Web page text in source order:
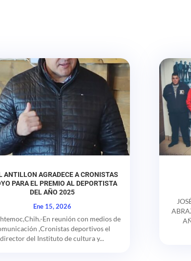
ANTILLON AGRADECE A CRONISTAS
PARA EL PREMIO AL DEPORTISTA
DEL AÑO 2025
Ene 15, 2026
En reunión con medios de
,Cronistas deportivos el
director del Instituto de cultura y...